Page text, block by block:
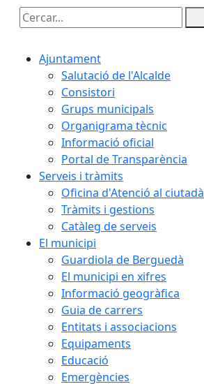
Cercar:
Ajuntament
Salutació de l'Alcalde
Consistori
Grups municipals
Organigrama tècnic
Informació oficial
Portal de Transparència
Serveis i tràmits
Oficina d'Atenció al ciutadà
Tràmits i gestions
Catàleg de serveis
El municipi
Guardiola de Berguedà
El municipi en xifres
Informació geogràfica
Guia de carrers
Entitats i associacions
Equipaments
Educació
Emergències